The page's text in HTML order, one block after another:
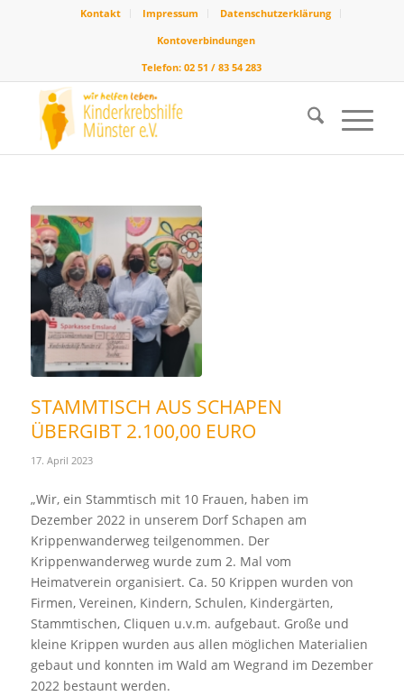
Kontakt Impressum
Datenschutzerklärung
Kontoverbindungen
Telefon: 02 51 / 83 54 283
STAMMTISCH AUS SCHAPEN
ÜBERGIBT 2.100,00 EURO
17. April 2023
„Wir, ein Stammtisch mit 10 Frauen, haben im
Dezember 2022 in unserem Dorf Schapen am
Krippenwanderweg teilgenommen. Der
Krippenwanderweg wurde zum 2. Mal vom
Heimatverein organisiert. Ca. 50 Krippen wurden von
Firmen, Vereinen, Kindern, Schulen, Kindergärten,
Stammtischen, Cliquen u.v.m. aufgebaut. Große und
kleine Krippen wurden aus allen möglichen Materialien
gebaut und konnten im Wald am Wegrand im Dezember
2022 bestaunt werden.